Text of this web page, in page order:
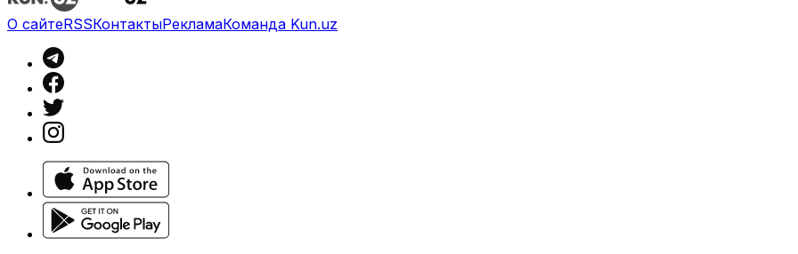
О сайтеRSSКонтактыРекламаКоманда Kun.uz